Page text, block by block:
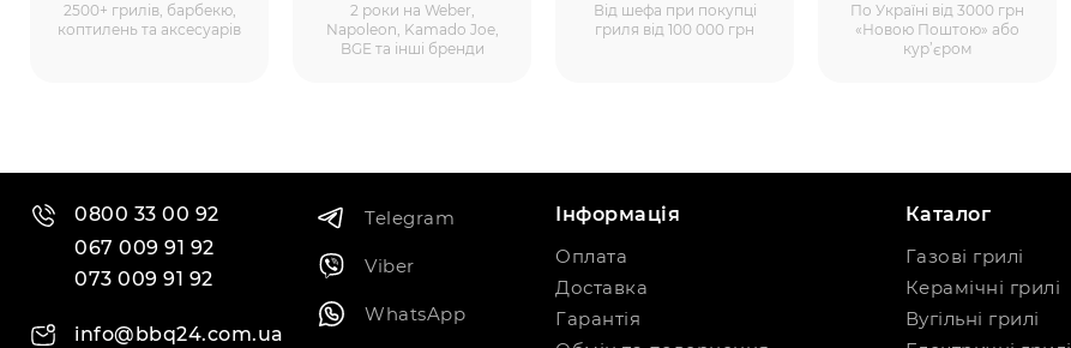
2500+ грилів, барбекю,
коптилень та аксесуарів
2 роки на Weber,
Napoleon, Kamado Joe,
BGE та інші бренди
Від шефа при покупці
гриля від 100 000 грн
По Україні від 3000 грн
«Новою Поштою» або
кур’єром
0800 33 00 92
067 009 91 92
073 009 91 92
info@bbq24.com.ua
Telegram
Viber
WhatsApp
Інформація
Оплата
Доставка
Гарантія
Каталог
Газові грилі
Керамічні грилі
Вугільні грилі